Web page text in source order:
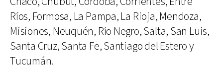
Ríos, Formosa, La Pampa, La Rioja, Mendoza,
Misiones, Neuquén, Río Negro, Salta, San Luis,
Santa Cruz, Santa Fe, Santiago del Estero y
Tucumán.